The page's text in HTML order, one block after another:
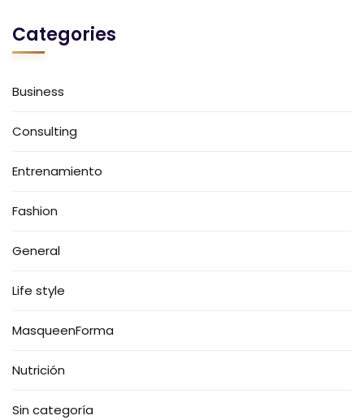
Categories
Business
Consulting
Entrenamiento
Fashion
General
Life style
MasqueenForma
Nutrición
Sin categoría